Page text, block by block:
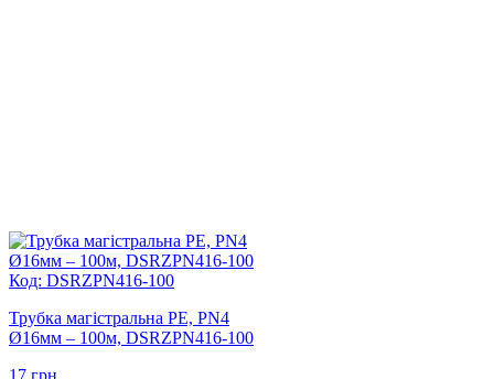
Код: DSRZPN416-100
Трубка магістральна PE, PN4
Ø16мм – 100м, DSRZPN416-100
17 грн